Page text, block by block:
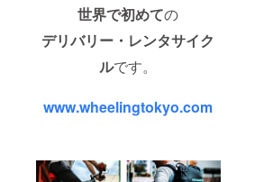
世界で初めての
デリバリー・レンタサイク
ルです。
www.wheelingtokyo.com